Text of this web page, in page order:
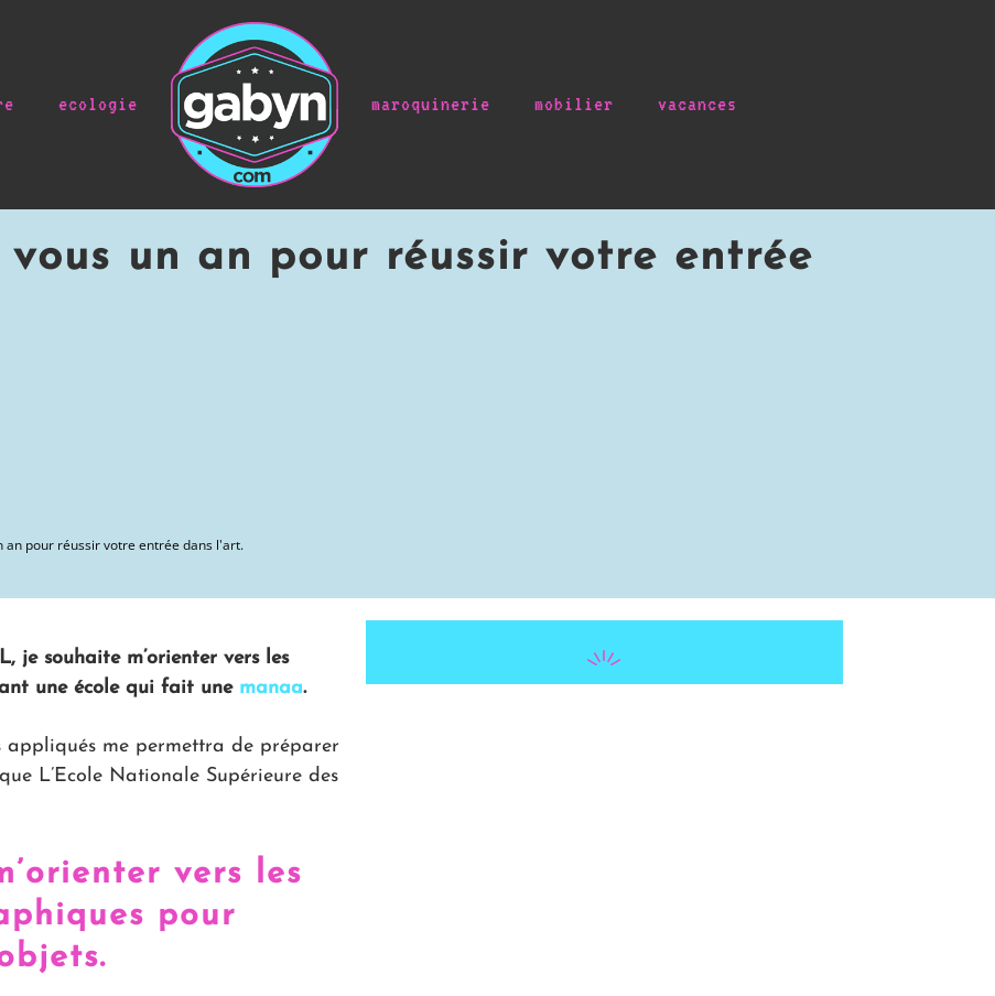
ecologie maroquinerie mobilier vacances
un an pour réussir votre entrée
an pour réussir votre entrée dans l'art.
je souhaite m’orienter vers les
une école qui fait une manaa.
appliqués me permettra de préparer
L’Ecole Nationale Supérieure des
vers les
pour